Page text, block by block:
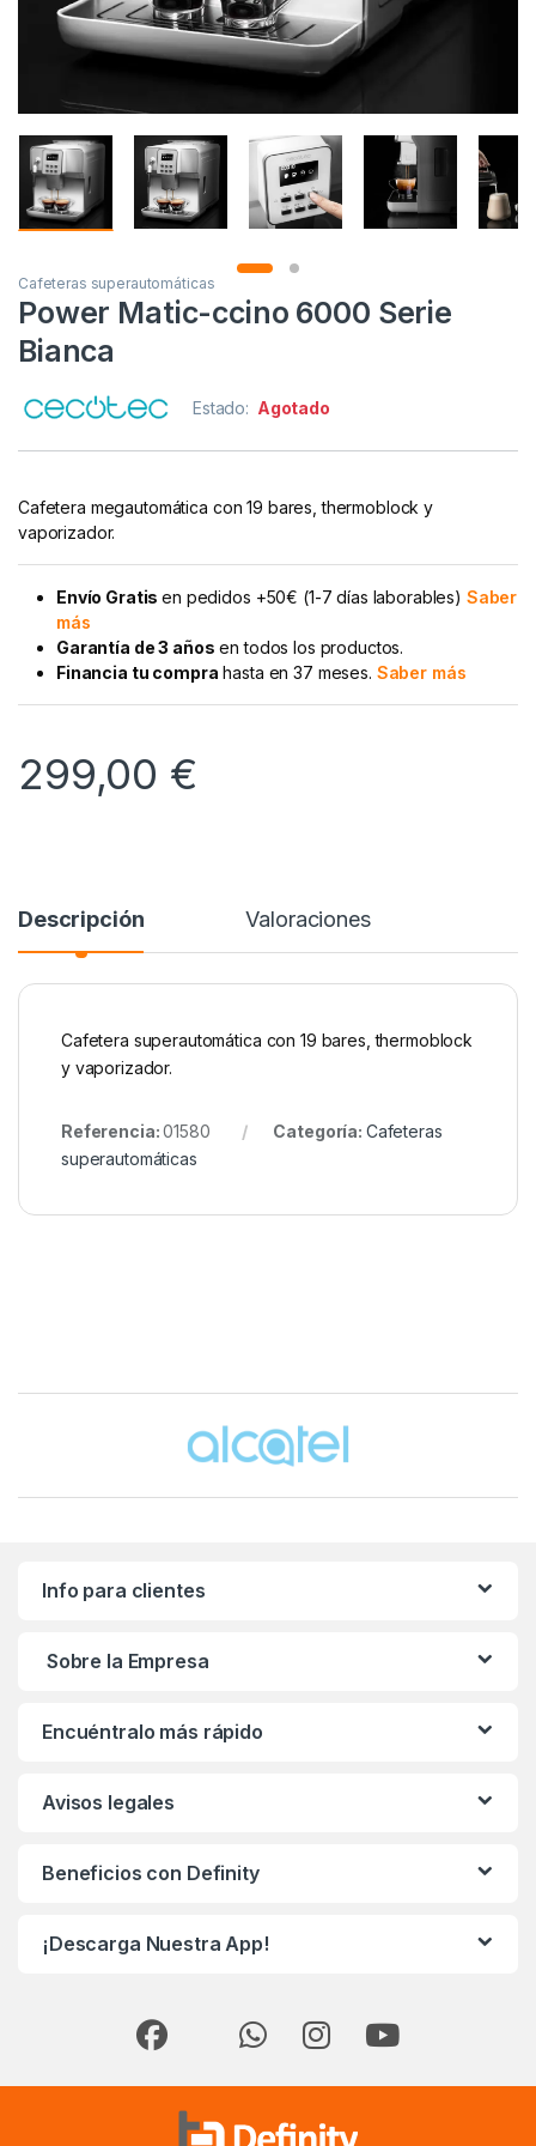
Cafeteras superautomáticas
Power Matic-ccino 6000 Serie
Bianca
Estado: Agotado
Cafetera megautomática con 19 bares, thermoblock y
vaporizador.
Envío Gratisen pedidos +50€ (1-7 días laborables) Saber
más
Garantía de 3 años en todos los productos.
Financia tu compra hasta en 37 meses. Saber más
299,00 €
Descripción Valoraciones
Cafetera superautomática con 19 bares, thermoblock
y vaporizador.
Referencia:01580 Categoría: Cafeteras
superautomáticas
Info para clientes
Sobre la Empresa
Encuéntralo más rápido
Avisos legales
Beneficios con Definity
¡Descarga Nuestra App!